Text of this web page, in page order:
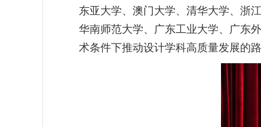
东亚大学、澳门 大学、清华大学、浙
华南师范大学、广东工业大学、广东
术条件下推动设计学科高质量发展的路